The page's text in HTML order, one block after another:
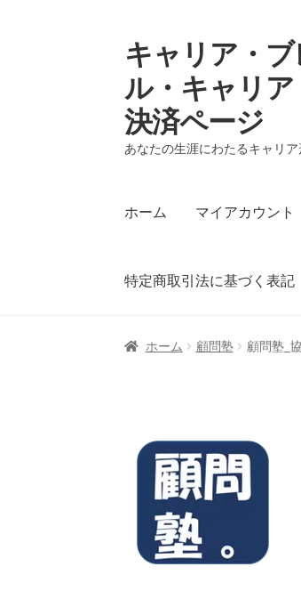
ナ
ビ
ゲ
ー
シ
ョ
ス
プ
コ
ン
テ
ン
ツ
へ
ッ
キャリア・
ル・キャリ
決済ページ
あなたの生涯にわたるキャリ
ホーム マイアカウント
特定商取引法に基づく表記
ホーム マイアカウントカー
ホーム 顧問塾 顧問塾_